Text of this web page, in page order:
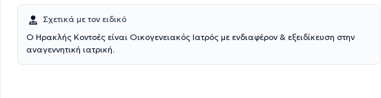
Σχετικά με τον ειδικό
Ο Ηρακλής Κοντοές είναι Οικογενειακός Ιατρός με ενδιαφέρον & εξειδίκευση στην
αναγεννητική ιατρική.